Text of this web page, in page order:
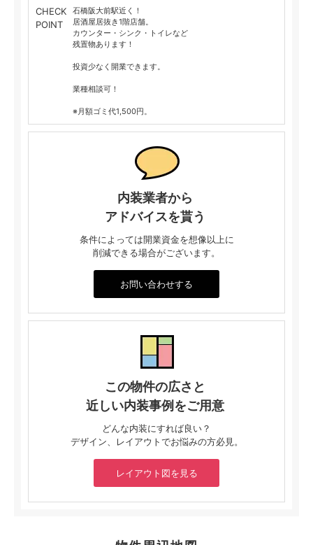
CHECK
POINT
石橋阪大前駅近く！
居酒屋居抜き1階店舗。
カウンター・シンク・トイレなど
残置物あります！
投資少なく開業できます。
業種相談可！
※月額ゴミ代1,500円。
内装業者から
アドバイスを貰う
条件によっては開業資金を想像以上に
削減できる場合がございます。
お問い合わせする
この物件の広さと
近しい内装事例をご用意
どんな内装にすれば良い？
デザイン、レイアウトでお悩みの方必見。
レイアウト図を見る